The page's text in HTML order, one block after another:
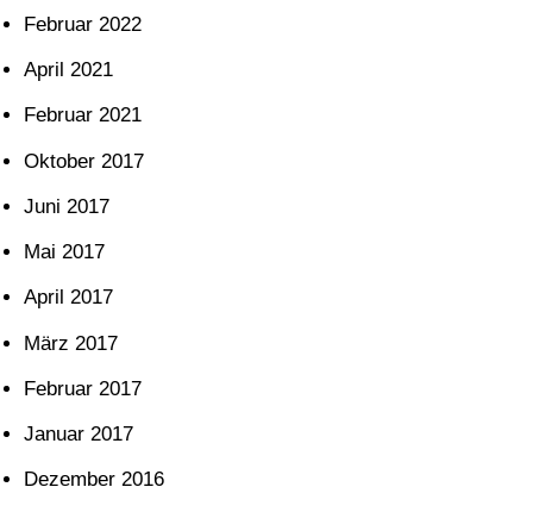
Februar 2022
April 2021
Februar 2021
Oktober 2017
Juni 2017
Mai 2017
April 2017
März 2017
Februar 2017
Januar 2017
Dezember 2016